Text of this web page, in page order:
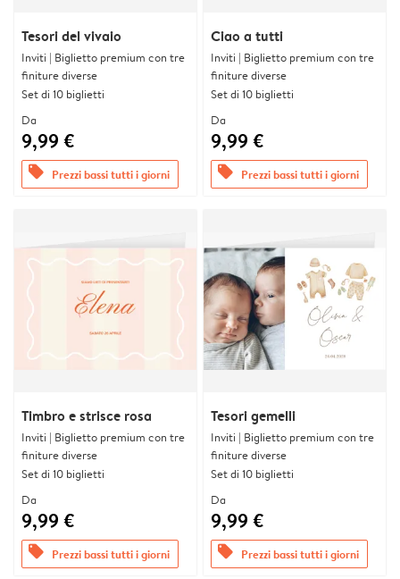
Tesori del vivaio
Inviti | Biglietto premium con tre
finiture diverse
Set di 10 biglietti
Da
9,99 €
offers Prezzi bassi tutti i giorni
Ciao a tutti
Inviti | Biglietto premium con tre
finiture diverse
Set di 10 biglietti
Da
9,99 €
offers Prezzi bassi tutti i giorni
Timbro e strisce rosa
Inviti | Biglietto premium con tre
finiture diverse
Set di 10 biglietti
Da
9,99 €
offers Prezzi bassi tutti i giorni
Tesori gemelli
Inviti | Biglietto premium con tre
finiture diverse
Set di 10 biglietti
Da
9,99 €
offers Prezzi bassi tutti i giorni